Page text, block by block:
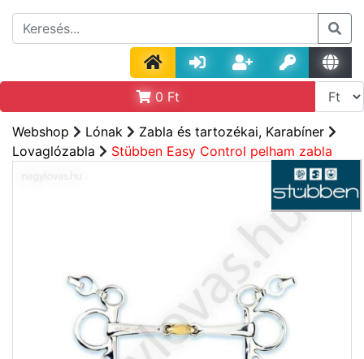
0 Ft
Webshop Lónak
Zabla és tartozékai, Karabíner
Lovaglózabla
Stübben Easy Control pelham zabla